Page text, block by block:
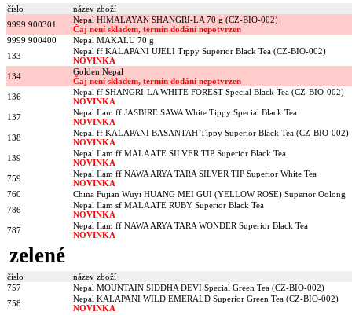
číslo
název zboží
9999 900301
Nepal HIMALAYAN SHANGRI-LA 70 g (CZ-BIO-002)
Čaj není skladem, termín dodání nepotvrzen
9999 900400
Nepal MAKALU 70 g
133
Nepal ff KALAPANI UJELI Tippy Superior Black Tea (CZ-BIO-002)
NOVINKA
134
Golden Nepal
Čaj není skladem, termín dodání nepotvrzen
136
Nepal ff SHANGRI-LA WHITE FOREST Special Black Tea (CZ-BIO-002)
NOVINKA
137
Nepal Ilam ff JASBIRE SAWA White Tippy Special Black Tea
NOVINKA
138
Nepal ff KALAPANI BASANTAH Tippy Superior Black Tea (CZ-BIO-002)
NOVINKA
139
Nepal Ilam ff MALAATE SILVER TIP Superior Black Tea
NOVINKA
759
Nepal Ilam ff NAWA ARYA TARA SILVER TIP Superior White Tea
NOVINKA
760
China Fujian Wuyi HUANG MEI GUI (YELLOW ROSE) Superior Oolong
786
Nepal Ilam sf MALAATE RUBY Superior Black Tea
NOVINKA
787
Nepal Ilam ff NAWA ARYA TARA WONDER Superior Black Tea
NOVINKA
zelené
číslo
název zboží
757
Nepal MOUNTAIN SIDDHA DEVI Special Green Tea (CZ-BIO-002)
758
Nepal KALAPANI WILD EMERALD Superior Green Tea (CZ-BIO-002)
NOVINKA